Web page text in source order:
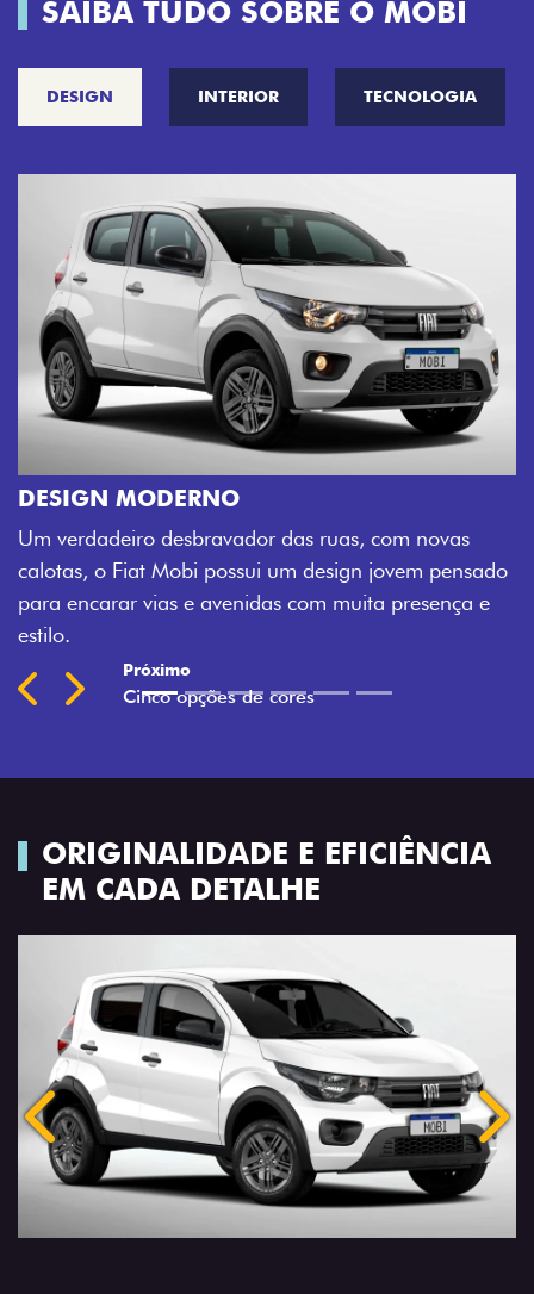
SAIBA TUDO SOBRE O MOBI
DESIGN INTERIOR TECNOLOGIA
com novas
jovem pensado
presença e
CINCO OPÇÕES DE CORES
O Fiat Mobi tem sempre uma opção
sua cara. Escolha entre o Preto
Montecarlo, Branco Banchisa, Prata
Silverstone.
ORIGINALIDADE E EFICIÊNCIA
EM CADA DETALHE
Anterior